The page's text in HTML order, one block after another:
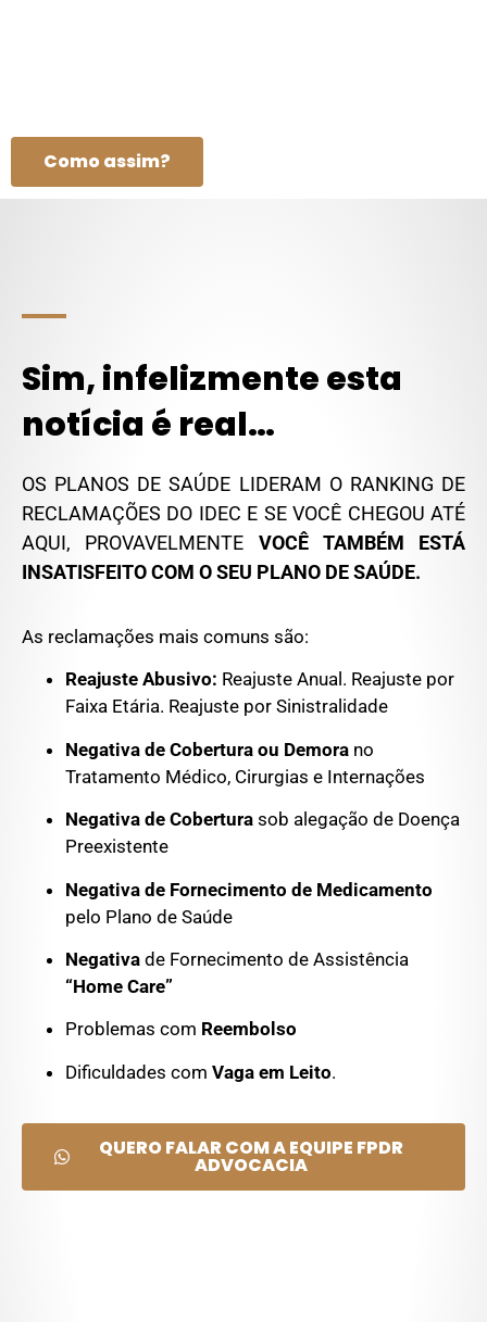
Como assim?
Sim, infelizmente esta
notícia é real…
OS PLANOS DE SAÚDE LIDERAM O RANKING DE
RECLAMAÇÕES DO IDEC E SE VOCÊ CHEGOU ATÉ
AQUI, PROVAVELMENTE VOCÊ TAMBÉM ESTÁ
INSATISFEITO COM O SEU PLANO DE SAÚDE.
As reclamações mais comuns são:
Reajuste Abusivo: Reajuste Anual. Reajuste por
Faixa Etária. Reajuste por Sinistralidade
Negativa de Cobertura ou Demora no
Tratamento Médico, Cirurgias e Internações
Negativa de Cobertura sob alegação de Doença
Preexistente
Negativa de Fornecimento de Medicamento
pelo Plano de Saúde
Negativa de Fornecimento de Assistência
“Home Care”
Problemas com Reembolso
Dificuldades com Vaga em Leito.
QUERO FALAR COM A EQUIPE FPDR
ADVOCACIA